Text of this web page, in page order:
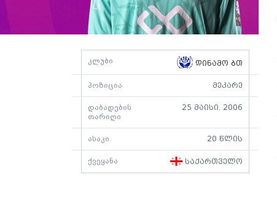
კლუბი დინამო ბთ
პოზიცია მეკარე
დაბადების
თარიღი
25 მაისი. 2006
ასაკი 20 წლის
ქვეყანა საქართველო